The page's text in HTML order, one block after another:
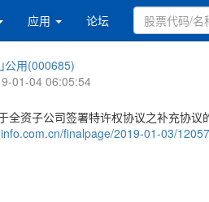
应用 论坛
公用(000685)
01-04 06:05:54
全资子公司签署特许权协议之补充协议
finalpage/2019-01-03/